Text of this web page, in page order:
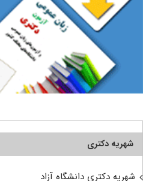
شهریه دکتری
شهریه دکتری دانشگاه آزاد